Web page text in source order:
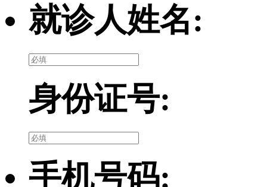
就诊人姓名:
身份证号:
手机号码: